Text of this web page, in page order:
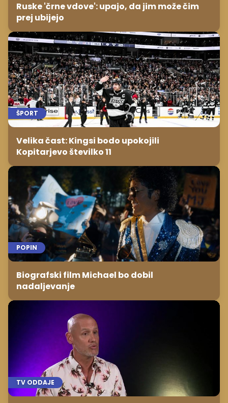
Ruske 'črne vdove': upajo, da jim može čim
prej ubijejo
ŠPORT
Velika čast: Kingsi bodo upokojili
Kopitarjevo številko 11
POPIN
Biografski film Michael bo dobil
nadaljevanje
TV ODDAJE